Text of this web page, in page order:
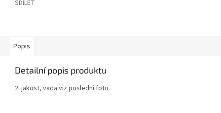
SDÍLET
Popis
Detailní popis produktu
2. jakost, vada viz poslední foto